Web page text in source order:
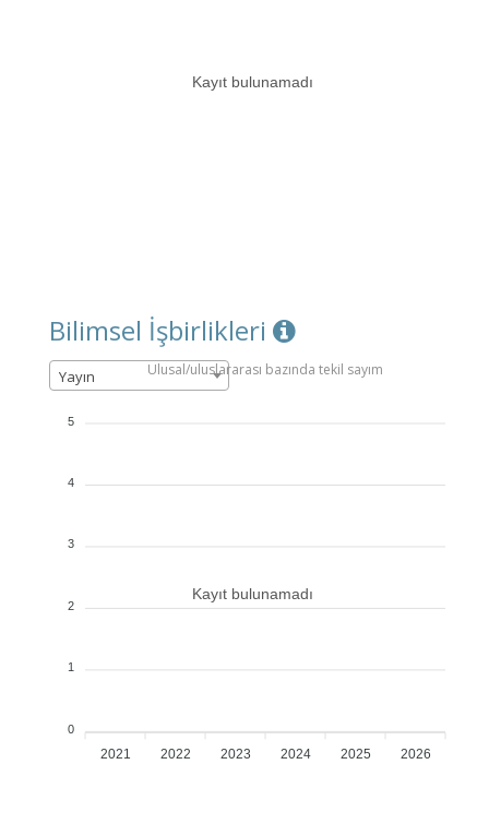
Kayıt bulunamadı
Bilimsel İşbirlikleri
Yayın Ulusal/uluslararası bazında tekil sayım
2021 2022 2023 2024 2025 2026
Kayıt bulunamadı
5
4
3
2
1
0